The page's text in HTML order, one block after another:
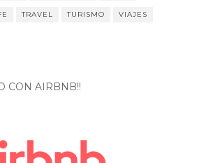
TRAVEL TURISMO VIAJES
CON AIRBNB!!